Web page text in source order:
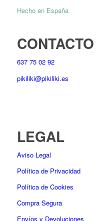
Hecho en España
CONTACTO
637 75 02 92
pikiliki@pikiliki.es
LEGAL
Aviso Legal
Política de Privacidad
Política de Cookies
Compra Segura
Envíos y Devoluciones